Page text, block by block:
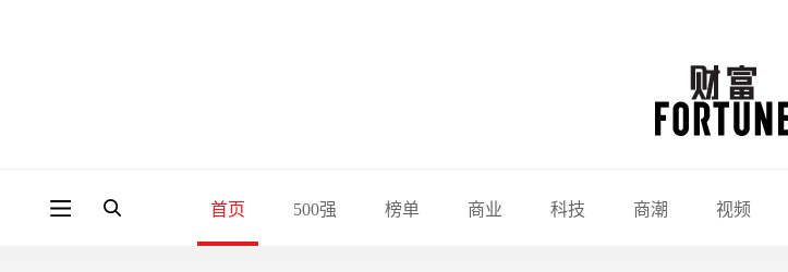
首页 500强 榜单 商业 科技 商潮 视频